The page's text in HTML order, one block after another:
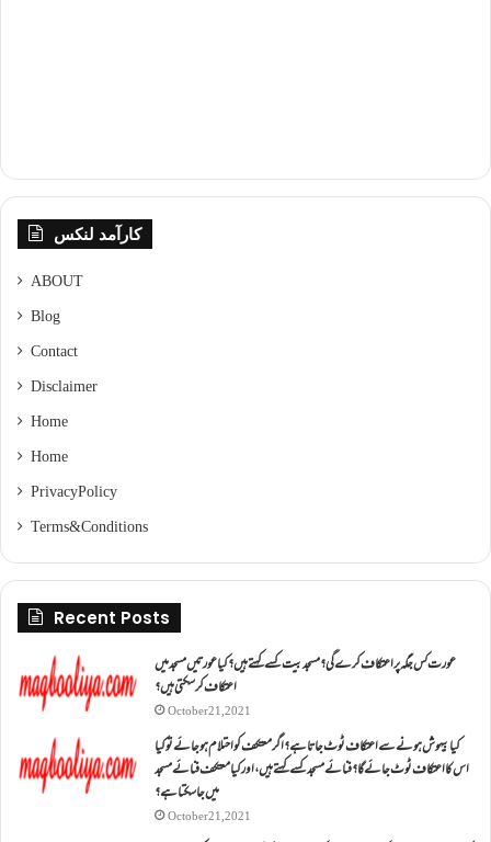
کارآمد لنکس
ABOUT
Blog
Contact
Disclaimer
Home
Home
Privacy Policy
Terms & Conditions
Recent Posts
عورت کس جگہ پر اعتکاف کرے گی؟مسجد بیت کسے کہتے ہیں؟کیا عورتیں مسجد میں
اعتکاف کر سکتی ہیں؟
October 21, 2021
کیا بیہوش ہونے سے اعتکاف ٹوٹ جاتا ہے؟ اگر معتکف کو احتلام ہو جائے تو کیا
اس کا اعتکاف ٹوٹ جائے گا؟فنائے مسجد کسے کہتے ہیں ، اور کیا معتکف فنائے مسجد
میں جا سکتا ہے؟
October 21, 2021